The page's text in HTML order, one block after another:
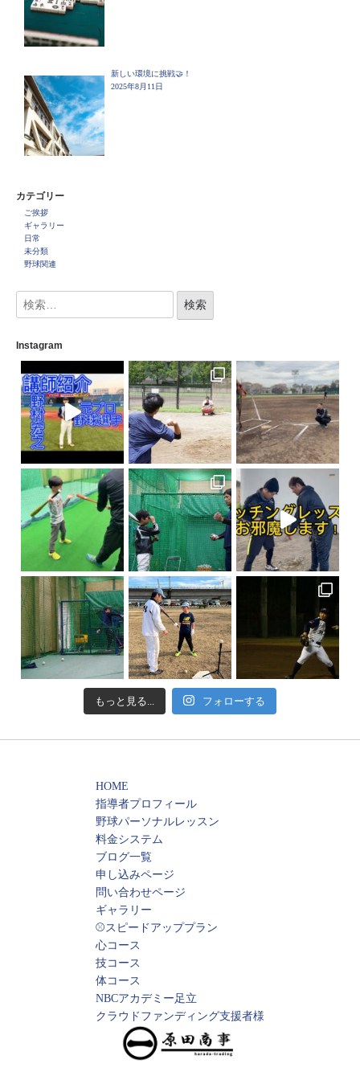
新しい環境に挑戦🤝！
2025年8月11日
カテゴリー
ご挨拶
ギャラリー
日常
未分類
野球関連
Instagram
もっと見る... フォローする
HOME
指導者プロフィール
野球パーソナルレッスン
料金システム
ブログ一覧
申し込みページ
問い合わせページ
ギャラリー
⚾️スピードアッププラン
心コース
技コース
体コース
NBCアカデミー足立
クラウドファンディング支援者様